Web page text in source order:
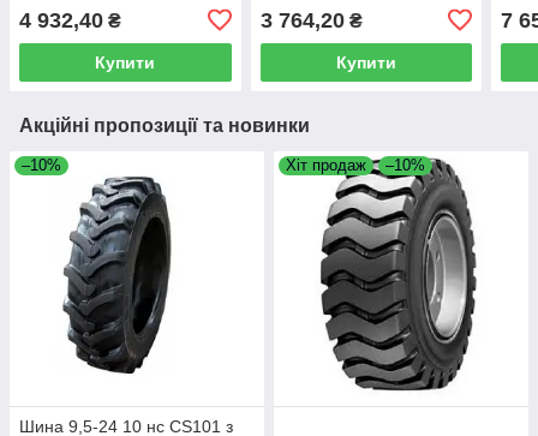
4 932,40 ₴
Купити
3 764,20₴
Купити
7
Акційні пропозиції та новинки
–10%
Шина 9,5-24 10 нс CS101 з
Хіт продаж –10%